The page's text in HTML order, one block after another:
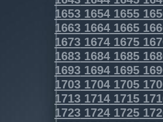
165316541655
166316641665
167316741675
168316841685
169316941695
170317041705
171317141715
172317241725